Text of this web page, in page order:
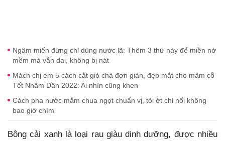
Ngâm miến đừng chỉ dùng nước lã: Thêm 3 thứ này để miền nở
mềm mà vẫn dai, không bị nát
Mách chị em 5 cách cắt giò chả đơn giản, đẹp mắt cho mâm cỗ
Tết Nhâm Dần 2022: Ai nhìn cũng khen
Cách pha nước mắm chua ngọt chuẩn vị, tỏi ớt chỉ nổi không
bao giờ chìm
Bông cải xanh là loại rau giàu dinh dưỡng, được nhiều